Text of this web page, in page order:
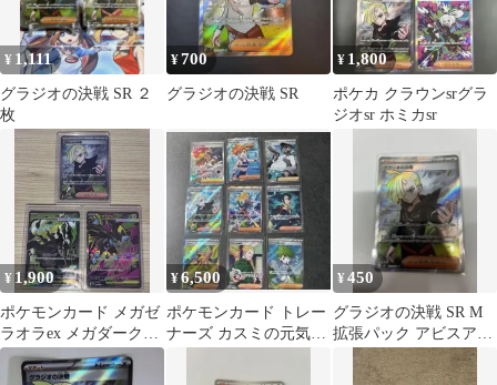
¥ 1,111
グラジオの決戦 SR ２
枚
¥700
グラジオの決戦 SR
¥ 1,800
ポケカ クラウンsrグラ
ジオsr ホミカsr
¥1,900
ポケモンカード メガゼ
ラオラex メガダークラ
イex グラジオの決戦ア
ビスアイ
¥6,500
ポケモンカード トレー
ナーズ カスミの元気
9枚セット
¥450
グラジオの決戦 SR M
拡張パック アビスアイ
キラ 109/081